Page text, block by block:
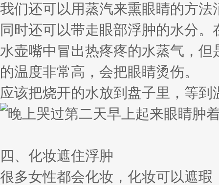
我们还可以用蒸汽来熏眼睛的方
同时还可以带走眼部浮肿的水分
水壶嘴中冒出热疼疼的水蒸气，
的温度非常高，会把眼睛烫伤。
应该把烧开的水放到盘子里，等
四、化妆遮住浮肿
很多女性都会化妆，化妆可以遮